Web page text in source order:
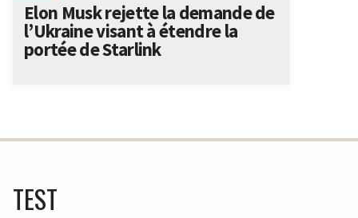
Elon Musk rejette la demande de
l’Ukraine visant à étendre la
portée de Starlink
TEST